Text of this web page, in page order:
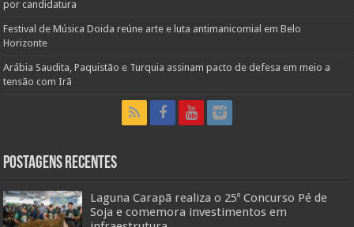
por candidatura
Festival de Música Doida reúne arte e luta antimanicomial em Belo
Horizonte
Arábia Saudita, Paquistão e Turquia assinam pacto de defesa em meio a
tensão com Irã
Postagens Recentes
Laguna Carapã realiza o 25º Concurso Pé de
Soja e comemora investimentos em